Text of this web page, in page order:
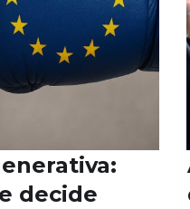
Registro
a